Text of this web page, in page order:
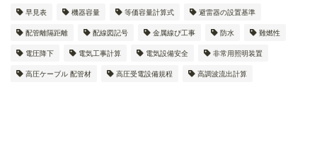
早見表 機器容量 等価容量計算式 避雷器の設置基準
配管離隔距離 配線図記号 金属線ぴ工事 防水 難燃性
電圧降下 電気工事計算 電気設備安全 非常用照明装置
高圧ケーブル 配管材 高圧受電設備規程 高調波流出計算